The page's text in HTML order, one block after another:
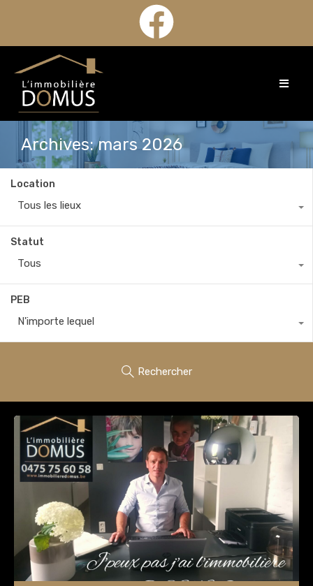
Archives: mars 2026
Location
Tous les lieux
Statut
Tous
PEB
N'importe lequel
Rechercher